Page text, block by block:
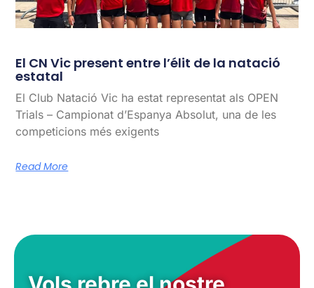
El CN Vic present entre l’élit de la natació
estatal
El Club Natació Vic ha estat representat als OPEN
Trials – Campionat d’Espanya Absolut, una de les
competicions més exigents
Read More